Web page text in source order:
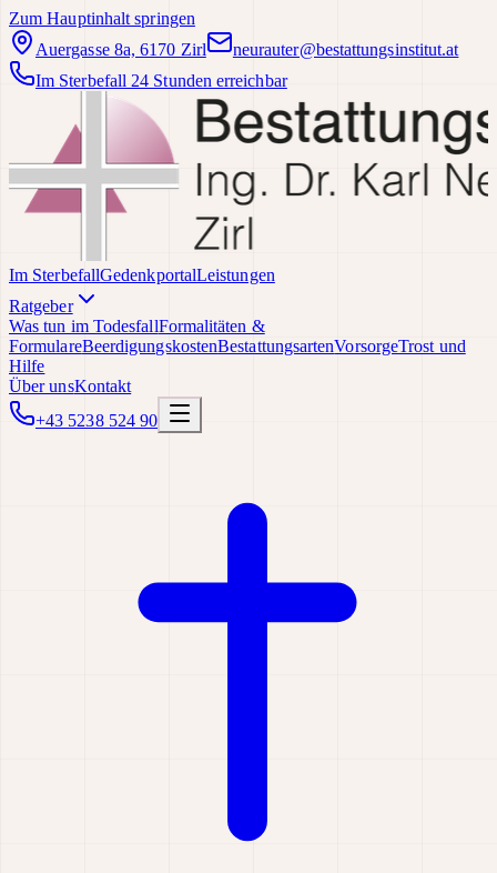
Zum Hauptinhalt springen
Auergasse 8a, 6170 Zirl
neurauter@bestattungsinstitut.at
Im Sterbefall 24 Stunden erreichbar
Im SterbefallGedenkportalLeistungen
Ratgeber
Was tun im TodesfallFormalitäten &
FormulareBeerdigungskostenBestattungsartenVorsorgeTrost und
Hilfe
Über unsKontakt
+43 5238 524 90